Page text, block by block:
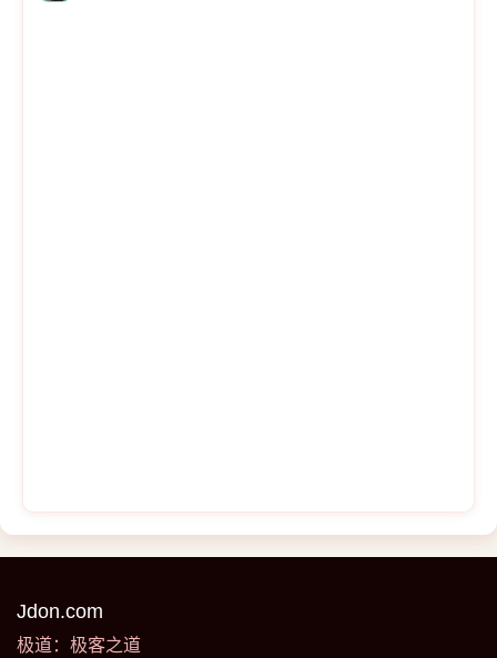
Jdon.com
极道：极客之道